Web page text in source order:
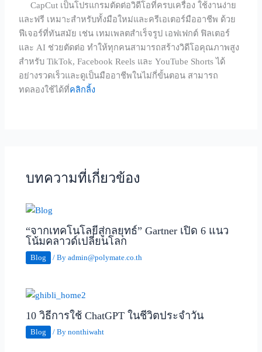
CapCut เป็นโปรแกรมตัดต่อวิดีโอที่ครบเครื่อง ใช้งานง่าย
และฟรี เหมาะสำหรับทั้งมือใหม่และครีเอเตอร์มืออาชีพ ด้วย
ฟีเจอร์ที่ทันสมัย เช่น เทมเพลตสำเร็จรูป เอฟเฟกต์ ฟิลเตอร์
และ AI ช่วยตัดต่อ ทำให้ทุกคนสามารถสร้างวิดีโอคุณภาพสูง
สำหรับ TikTok, Facebook Reels และ YouTube Shorts ได้
อย่างรวดเร็วและดูเป็นมืออาชีพในไม่กี่ขั้นตอน สามารถ
ทดลองใช้ได้ที่คลิกลิ้ง
บทความที่เกี่ยวข้อง
“จากเทคโนโลยีสู่กลยุทธ์” Gartner เปิด 6 แนว
โน้มคลาวด์เปลี่ยนโลก
Blog / Byadmin@polymate.co.th
10 วิธีการใช้ ChatGPT ในชีวิตประจำวัน
Blog / Bynonthiwaht